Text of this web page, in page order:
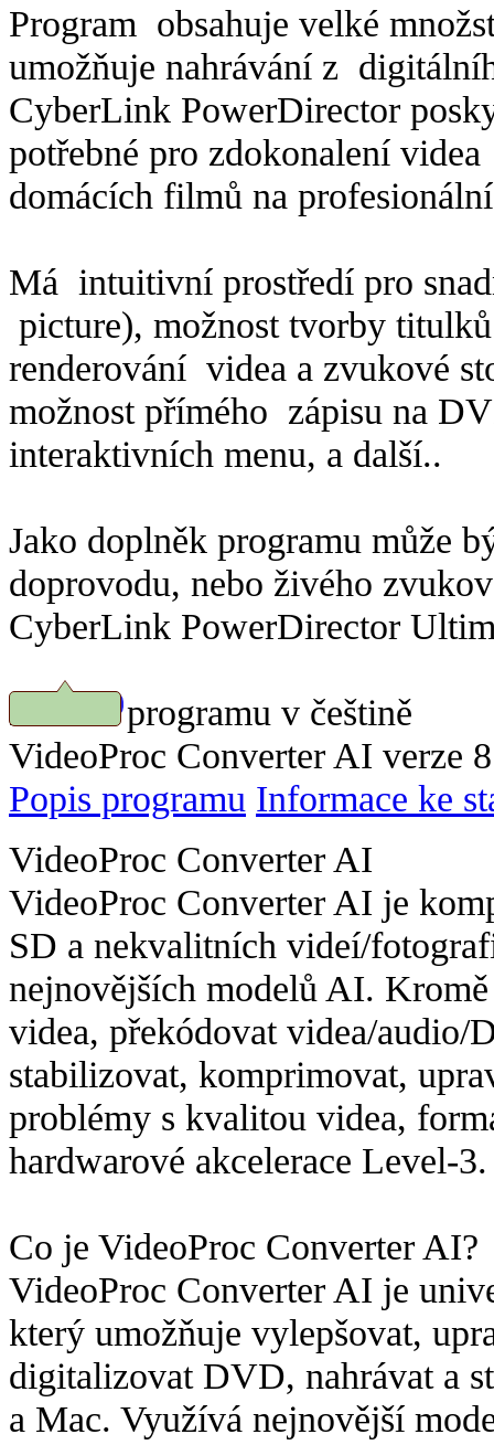
Program obsahuje velké
umožňuje nahrávání z
CyberLink PowerDirector
potřebné pro zdokonalení
domácích filmů na
Má intuitivní prostředí pro
picture), možnost tvorby
renderování videa a zvukové
možnost přímého zápisu na
interaktivních menu, a další..
Jako doplněk programu může
doprovodu, nebo živého
CyberLink PowerDirector
Náhled programu v češtině
VideoProc Converter AI verze
Popis programu Informace ke
VideoProc Converter AI
VideoProc Converter AI je
SD a nekvalitních videí/
nejnovějších modelů AI.
videa, překódovat videa/audio/
stabilizovat, komprimovat,
problémy s kvalitou videa,
hardwarové akcelerace Level-3.
Co je VideoProc Converter AI?
VideoProc Converter AI je
který umožňuje vylepšovat,
digitalizovat DVD, nahrávat a
a Mac. Využívá nejnovější